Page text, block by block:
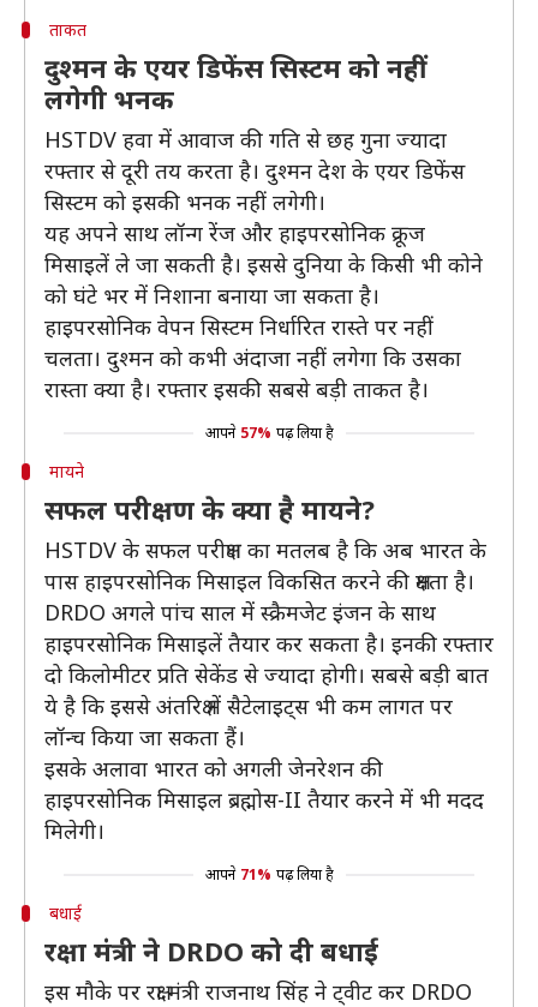
ताकत
दुश्‍मन के एयर‍ डिफेंस सिस्‍टम को नहीं
लगेगी भनक
HSTDV हवा में आवाज की गति से छह गुना ज्‍यादा
रफ्तार से दूरी तय करता है। दुश्‍मन देश के एयर डिफेंस
सिस्‍टम को इसकी भनक नहीं लगेगी।
यह अपने साथ लॉन्‍ग रेंज और हाइपरसोनिक क्रूज
मिसाइलें ले जा सकती है। इससे दुनिया के किसी भी कोने
को घंटे भर में निशाना बनाया जा सकता है।
हाइपरसोनिक वेपन सिस्‍टम निर्धारित रास्‍ते पर नहीं
चलता। दुश्‍मन को कभी अंदाजा नहीं लगेगा कि उसका
रास्‍ता क्‍या है। रफ्तार इसकी सबसे बड़ी ताकत है।
आपने 57% पढ़ लिया है
मायने
सफल परीक्षण के क्या है मायने?
HSTDV के सफल परीक्षण का मतलब है कि अब भारत के
पास हाइपरसोनिक मिसाइल विकसित करने की क्षमता है।
DRDO अगले पांच साल में स्‍क्रैमजेट इंजन के साथ
हाइपरसोनिक मिसाइलें तैयार कर सकता है। इनकी रफ्तार
दो किलोमीटर प्रति सेकेंड से ज्‍यादा होगी। सबसे बड़ी बात
ये है कि इससे अंतरिक्ष में सैटेलाइट्स भी कम लागत पर
लॉन्‍च किया जा सकता हैं।
इसके अलावा भारत को अगली जेनरेशन की
हाइपरसोनिक मिसाइल ब्रह्मोस-II तैयार करने में भी मदद
मिलेगी।
आपने 71% पढ़ लिया है
बधाई
रक्षा मंत्री ने DRDO को दी बधाई
इस मौके पर रक्षा मंत्री राजनाथ सिंह ने ट्वीट कर DRDO